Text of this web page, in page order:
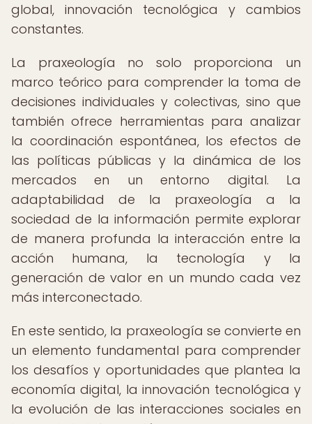
global, innovación tecnológica y cambios
constantes.
La praxeología no solo proporciona un
marco teórico para comprender la toma de
decisiones individuales y colectivas, sino que
también ofrece herramientas para analizar
la coordinación espontánea, los efectos de
las políticas públicas y la dinámica de los
mercados en un entorno digital. La
adaptabilidad de la praxeología a la
sociedad de la información permite explorar
de manera profunda la interacción entre la
acción humana, la tecnología y la
generación de valor en un mundo cada vez
más interconectado.
En este sentido, la praxeología se convierte en
un elemento fundamental para comprender
los desafíos y oportunidades que plantea la
economía digital, la innovación tecnológica y
la evolución de las interacciones sociales en